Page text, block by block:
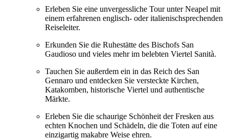
Erleben Sie eine unvergessliche Tour unter Neapel mit
einem erfahrenen englisch- oder italienischsprechenden
Reiseleiter.
Erkunden Sie die Ruhestätte des Bischofs San
Gaudioso und vieles mehr im belebten Viertel Sanità.
Tauchen Sie außerdem ein in das Reich des San
Gennaro und entdecken Sie versteckte Kirchen,
Katakomben, historische Viertel und authentische
Märkte.
Erleben Sie die schaurige Schönheit der Fresken aus
echten Knochen und Schädeln, die die Toten auf eine
einzigartig makabre Weise ehren.